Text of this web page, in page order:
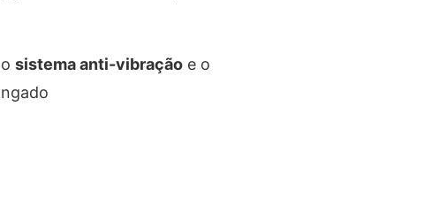
sistema anti-vibração e o